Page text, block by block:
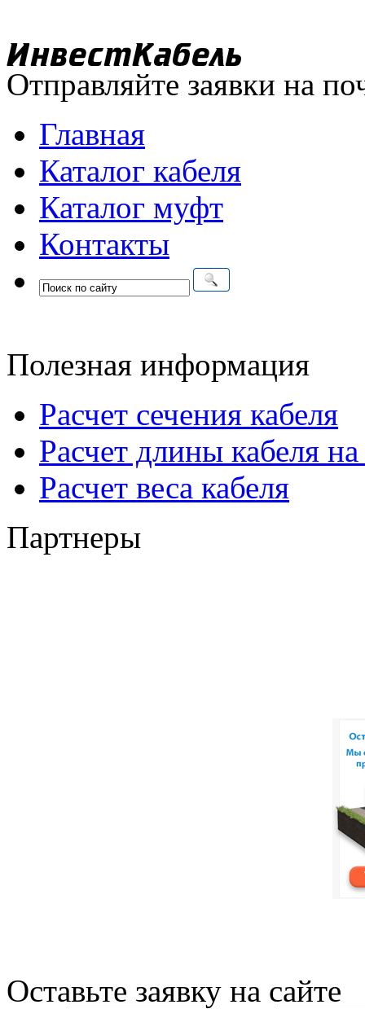
Отправляйте заявки на
Главная
Каталог кабеля
Каталог муфт
Контакты
Полезная информация
Расчет сечения кабеля
Расчет длины кабеля
Расчет веса кабеля
Партнеры
Оставьте заявку на сайте